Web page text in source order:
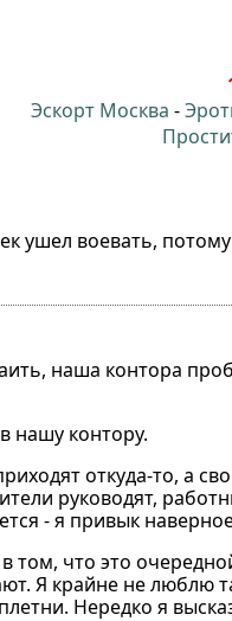
Эскорт Москва -
ушел воевать,
наша контора
нашу контору.
откуда-то, а
руководят,
- я привык
том, что это
Я крайне не люблю
Нередко я